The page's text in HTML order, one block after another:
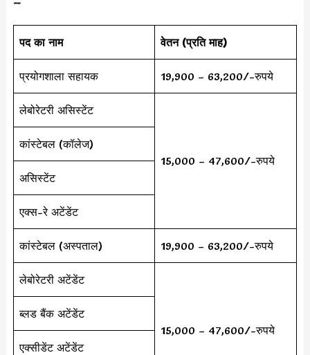
पद का नाम वेतन (प्रति माह)
प्रयोगशाला सहायक 19,900 – 63,200/-रुपये
लेबोरेटरी असिस्टेंट
15,000 – 47,600/-रुपये
कांस्टेबल (कॉलेज)
असिस्टेंट
एक्स-रे अटेंडेंट
कांस्टेबल (अस्पताल) 19,900 – 63,200/-रुपये
लेबोरेटरी अटेंडेंट
15,000 – 47,600/-रुपये
ब्लड बैंक अटेंडेंट
एक्सीडेंट अटेंडेंट